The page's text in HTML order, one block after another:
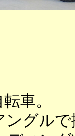
車。
グル